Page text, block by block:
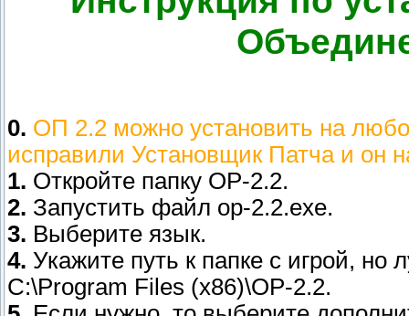
0. ОП 2.2 можно установить на
исправили Установщик Патча и он
1. Откройте папку OP-2.2.
2. Запустить файл op-2.2.exe.
3. Выберите язык.
4. Укажите путь к папке с игрой, но
C:\Program Files (x86)\OP-2.2.